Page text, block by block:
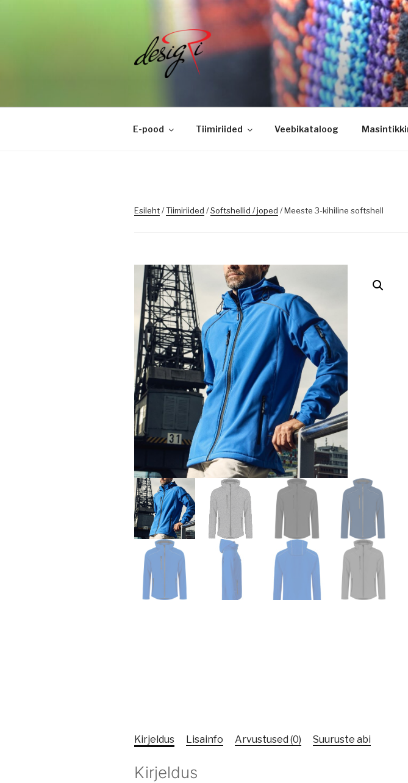
Masintikkimine, tiimiriided, logo riietele tikkimine,
E-pood Tiimiriided Veebikataloog
Esileht/Tiimiriided /Softshellid / joped / Meeste 3-kihiline softshell
Kirjeldus Lisainfo Arvustused (0) Suuruste abi
Kirjeldus